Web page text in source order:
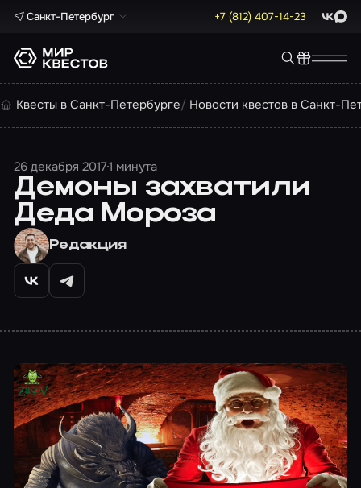
Санкт-Петербург +7 (812) 407-14-23 Max
Квесты в Санкт-Петербурге Новости квестов в Санкт-
26 декабря 20171 минута
Демоны захватили
Деда Мороза
Редакция